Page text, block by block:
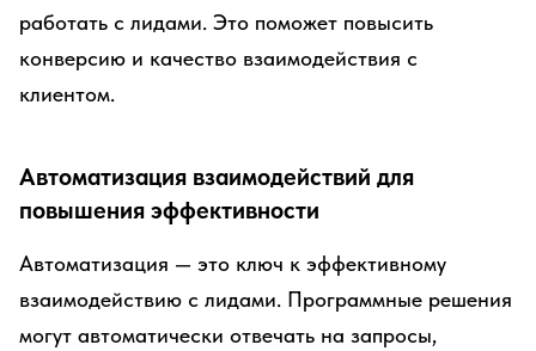
работать с лидами. Это поможет повысить
конверсию и качество взаимодействия с
клиентом.
Автоматизация взаимодействий для
повышения эффективности
Автоматизация — это ключ к эффективному
взаимодействию с лидами. Программные решения
могут автоматически отвечать на запросы,